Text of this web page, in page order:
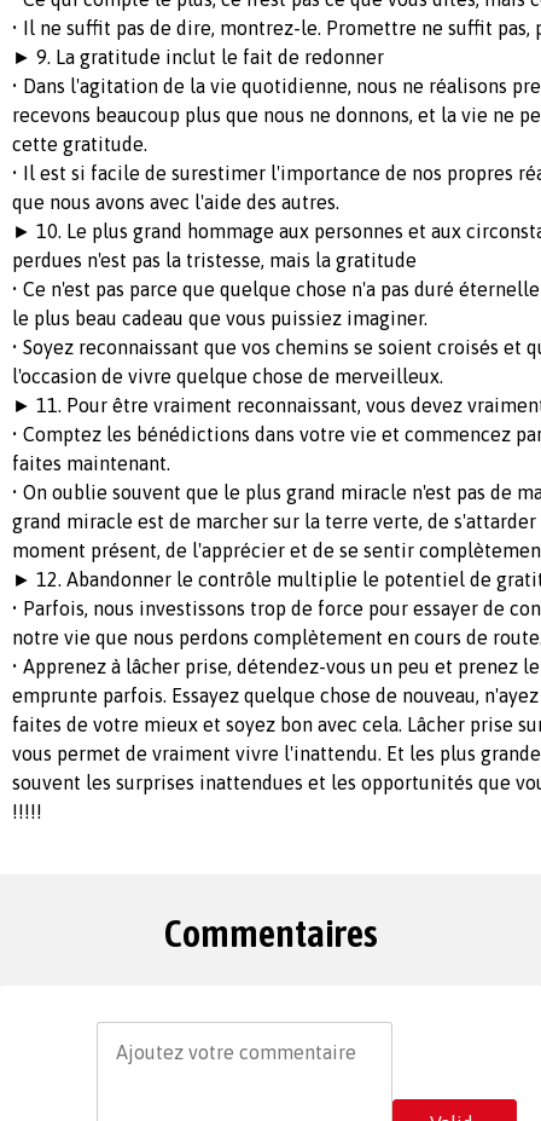
• Il ne suffit pas de dire, montrez-le. Promettre ne suffit pas,
► 9. La gratitude inclut le fait de redonner
• Dans l'agitation de la vie quotidienne, nous ne réalisons
recevons beaucoup plus que nous ne donnons, et la vie ne
cette gratitude.
• Il est si facile de surestimer l'importance de nos propres
que nous avons avec l'aide des autres.
► 10. Le plus grand hommage aux personnes et aux
perdues n'est pas la tristesse, mais la gratitude
• Ce n'est pas parce que quelque chose n'a pas duré
le plus beau cadeau que vous puissiez imaginer.
• Soyez reconnaissant que vos chemins se soient croisés et
l'occasion de vivre quelque chose de merveilleux.
► 11. Pour être vraiment reconnaissant, vous devez
• Comptez les bénédictions dans votre vie et commencez
faites maintenant.
• On oublie souvent que le plus grand miracle n'est pas de
grand miracle est de marcher sur la terre verte, de
moment présent, de l'apprécier et de se sentir
► 12. Abandonner le contrôle multiplie le potentiel de
• Parfois, nous investissons trop de force pour essayer de
notre vie que nous perdons complètement en cours de
• Apprenez à lâcher prise, détendez-vous un peu et prenez
emprunte parfois. Essayez quelque chose de nouveau,
faites de votre mieux et soyez bon avec cela. Lâcher prise
vous permet de vraiment vivre l'inattendu. Et les plus
souvent les surprises inattendues et les opportunités que
!!!!!
Commentaires